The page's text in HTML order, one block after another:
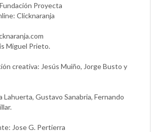
Proyecta
Clicknaranja
Miguel Prieto.
creativa: Jesús Muiño, Jorge Busto y
Lahuerta, Gustavo Sanabria, Fernando
Jose G. Pertierra